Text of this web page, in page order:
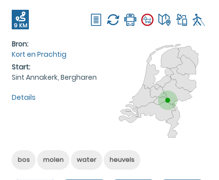
9 KM
Bron:
Kort en Prachtig
Start:
Sint Annakerk, Bergharen
Details
bos molen water heuvels